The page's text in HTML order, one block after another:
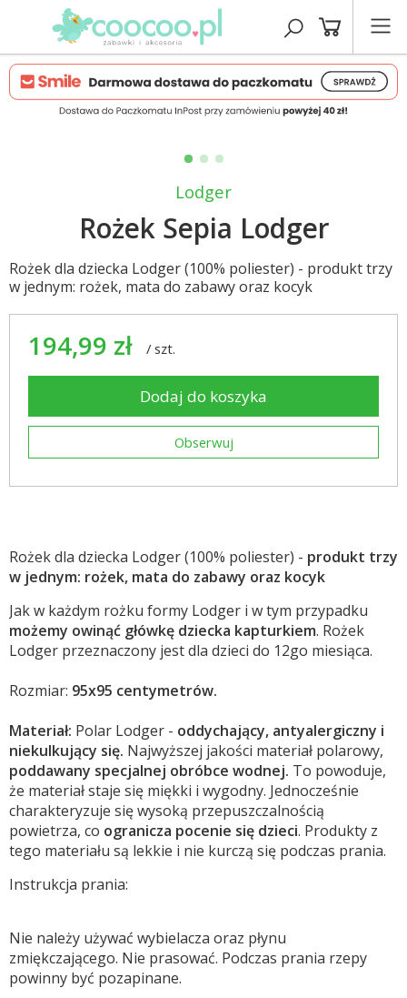
Lodger
Rożek Sepia Lodger
Rożek dla dziecka Lodger (100% poliester) - produkt trzy
w jednym: rożek, mata do zabawy oraz kocyk
194,99 zł / szt.
Dodaj do koszyka
Obserwuj
Rożek dla dziecka Lodger (100% poliester) - produkt trzy
w jednym: rożek, mata do zabawy oraz kocyk
Jak w każdym rożku formy Lodger i w tym przypadku
możemy owinąć główkę dziecka kapturkiem. Rożek
Lodger przeznaczony jest dla dzieci do 12go miesiąca.
Rozmiar: 95x95 centymetrów.
Materiał: Polar Lodger - oddychający, antyalergiczny i
niekulkujący się. Najwyższej jakości materiał polarowy,
poddawany specjalnej obróbce wodnej. To powoduje,
że materiał staje się miękki i wygodny. Jednocześnie
charakteryzuje się wysoką przepuszczalnością
powietrza, co ogranicza pocenie się dzieci. Produkty z
tego materiału są lekkie i nie kurczą się podczas prania.
Instrukcja prania:
Nie należy używać wybielacza oraz płynu
zmiękczającego. Nie prasować. Podczas prania rzepy
powinny być pozapinane.